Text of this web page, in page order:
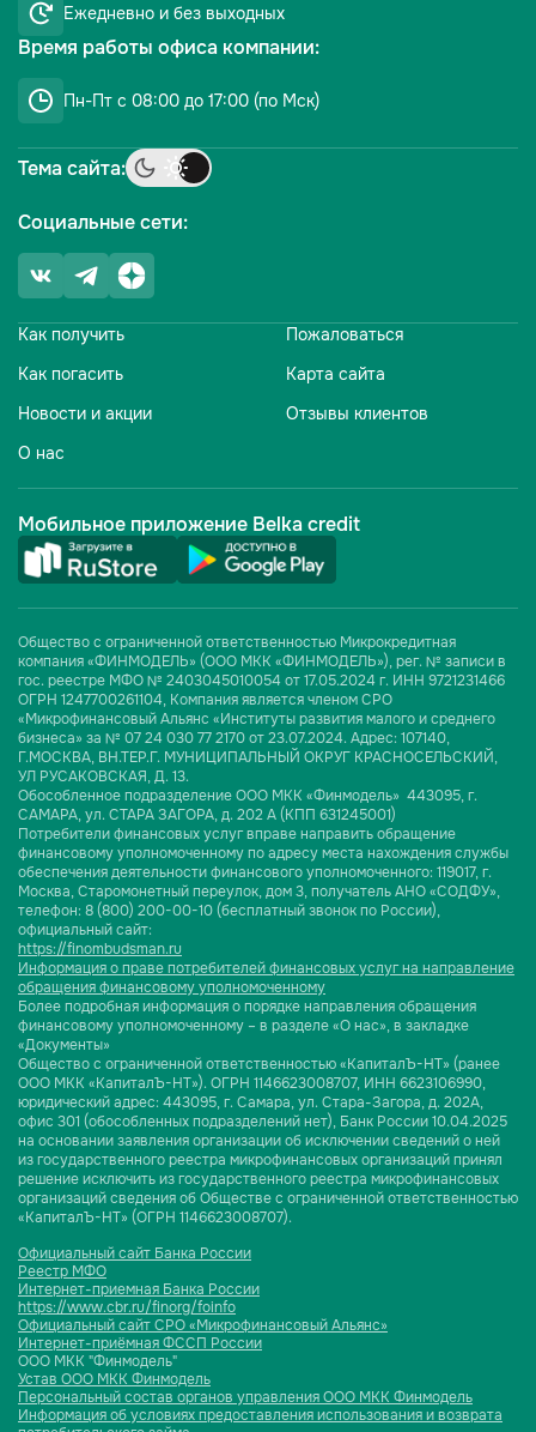
Ежедневно и без выходных
Время работы офиса компании:
Пн-Пт с 08:00 до 17:00 (по Мск)
Как получить
Как погасить
Новости и акции
О нас
Пожаловаться
Карта сайта
Отзывы клиентов
Тема сайта:
Социальные сети:
Мобильное приложение Belka credit
Общество с ограниченной ответственностью Микрокредитная
компания «ФИНМОДЕЛЬ» (ООО МКК «ФИНМОДЕЛЬ»), рег. № записи в
гос. реестре МФО № 2403045010054 от 17.05.2024 г. ИНН 9721231466
ОГРН 1247700261104, Компания является членом СРО
«Микрофинансовый Альянс «Институты развития малого и среднего
бизнеса» за № 07 24 030 77 2170 от 23.07.2024. Адрес: 107140,
Г.МОСКВА, ВН.ТЕР.Г. МУНИЦИПАЛЬНЫЙ ОКРУГ КРАСНОСЕЛЬСКИЙ,
УЛ РУСАКОВСКАЯ, Д. 13.
Обособленное подразделение ООО МКК «Финмодель» 443095, г.
САМАРА, ул. СТАРА ЗАГОРА, д. 202 А (КПП 631245001)
Потребители финансовых услуг вправе направить обращение
финансовому уполномоченному по адресу места нахождения службы
обеспечения деятельности финансового уполномоченного: 119017, г.
Москва, Старомонетный переулок, дом 3, получатель АНО «СОДФУ»,
телефон: 8 (800) 200-00-10 (бесплатный звонок по России),
официальный сайт:
https://finombudsman.ru
Информация о праве потребителей финансовых услуг на направление
обращения финансовому уполномоченному
Более подробная информация о порядке направления обращения
финансовому уполномоченному – в разделе «О нас», в закладке
«Документы»
Общество с ограниченной ответственностью «КапиталЪ-НТ» (ранее
ООО МКК «КапиталЪ-НТ»). ОГРН 1146623008707, ИНН 6623106990,
юридический адрес: 443095, г. Самара, ул. Стара-Загора, д. 202А,
офис 301 (обособленных подразделений нет), Банк России 10.04.2025
на основании заявления организации об исключении сведений о ней
из государственного реестра микрофинансовых организаций принял
решение исключить из государственного реестра микрофинансовых
организаций сведения об Обществе с ограниченной ответственностью
«КапиталЪ-НТ» (ОГРН 1146623008707).
Официальный сайт Банка России
Реестр МФО
Интернет-приемная Банка России
https://www.cbr.ru/finorg/foinfo
Официальный сайт СРО «Микрофинансовый Альянс»
Интернет-приёмная ФССП России
ООО МКК "Финмодель"
Устав ООО МКК Финмодель
Персональный состав органов управления ООО МКК Финмодель
Информация об условиях предоставления использования и возврата